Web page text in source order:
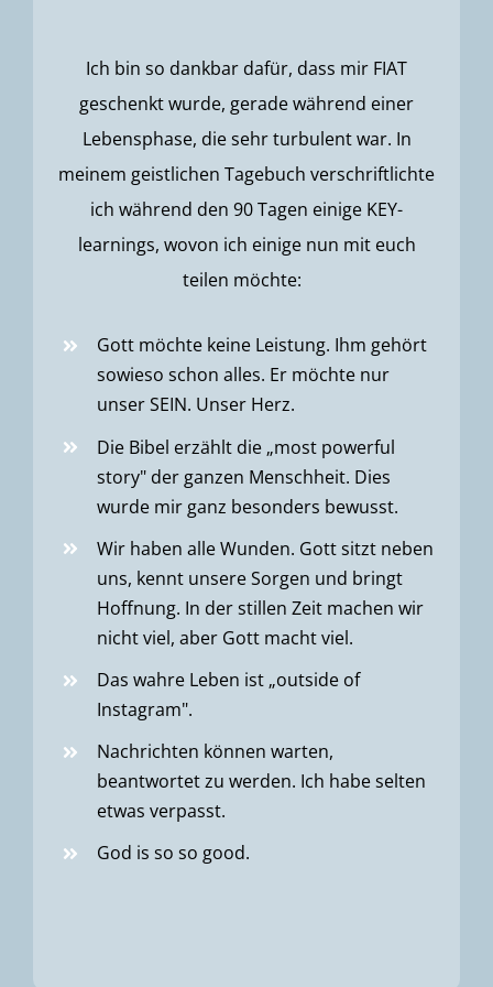
Ich bin so dankbar dafür, dass mir FIAT
geschenkt wurde, gerade während einer
Lebensphase, die sehr turbulent war. In
meinem geistlichen Tagebuch verschriftlichte
ich während den 90 Tagen einige KEY-
learnings, wovon ich einige nun mit euch
teilen möchte:
Gott möchte keine Leistung. Ihm gehört
sowieso schon alles. Er möchte nur
unser SEIN. Unser Herz.
Die Bibel erzählt die „most powerful
story" der ganzen Menschheit. Dies
wurde mir ganz besonders bewusst.
Wir haben alle Wunden. Gott sitzt neben
uns, kennt unsere Sorgen und bringt
Hoffnung. In der stillen Zeit machen wir
nicht viel, aber Gott macht viel.
Das wahre Leben ist „outside of
Instagram".
Nachrichten können warten,
beantwortet zu werden. Ich habe selten
etwas verpasst.
God is soso good.